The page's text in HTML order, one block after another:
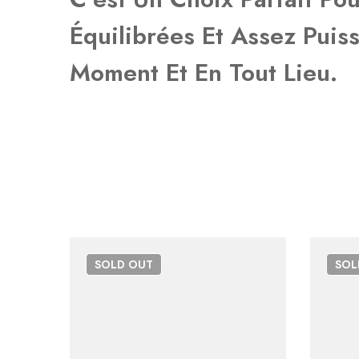
Équilibrées Et Assez
Moment Et En Tout Lieu.
SOLD OUT